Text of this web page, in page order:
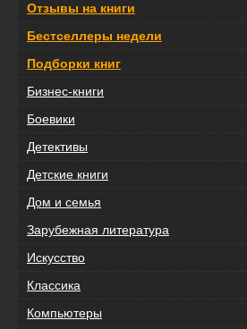
Отзывы на книги
Бестселлеры недели
Подборки книг
Бизнес-книги
Боевики
Детективы
Детские книги
Дом и семья
Зарубежная литература
Искусство
Классика
Компьютеры